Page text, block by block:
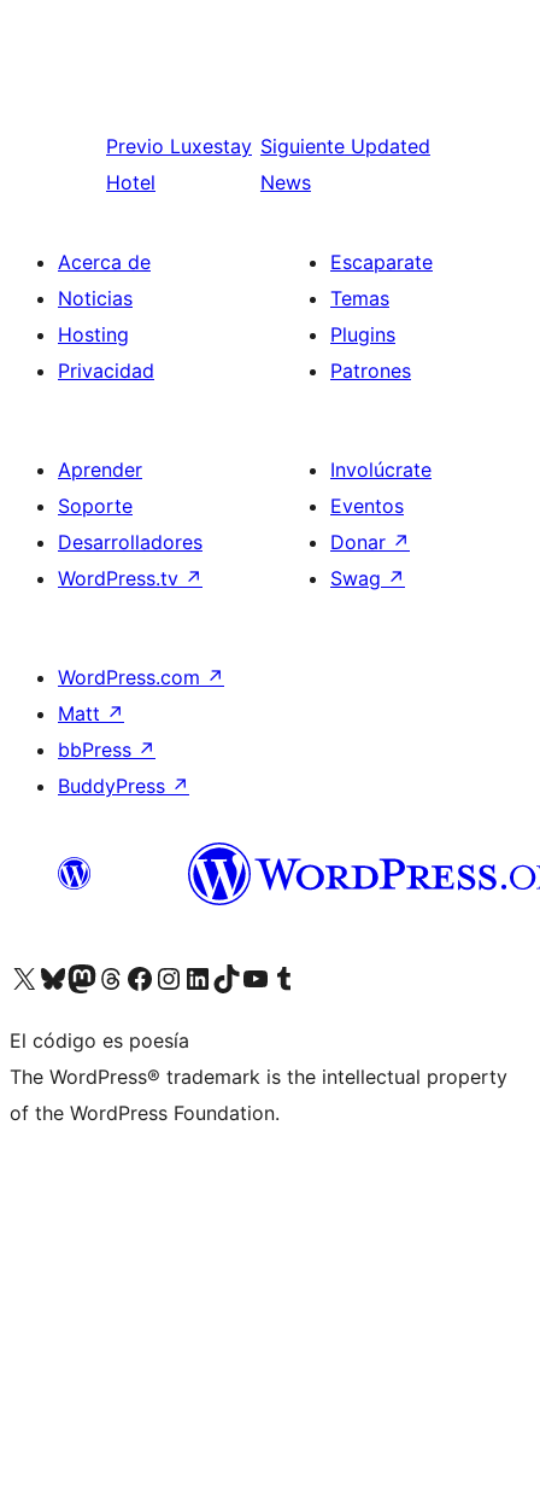
Previo Luxestay
Hotel
Siguiente Updated
News
Acerca de
Noticias
Hosting
Privacidad
Escaparate
Temas
Plugins
Patrones
Aprender
Soporte
Desarrolladores
WordPress.tv ↗
Involúcrate
Eventos
Donar ↗
Swag ↗
WordPress.com ↗
Matt ↗
bbPress ↗
BuddyPress ↗
Visita nuestra cuenta de X (anteriormente Twitter)
Visita nuestra cuenta de Bluesky
Visita nuestra cuenta de Mastodon
Visita nuestra cuenta de Threads
Visita nuestra página de Facebook
Visita nuestra cuenta de Instagram
Visita nuestra cuenta de LinkedIn
Visita nuestra cuenta de TikTok
Visita nuestro canal de YouTube
Visita nuestra cuenta de Tumblr
El código es poesía
The WordPress® trademark is the intellectual property
of the WordPress Foundation.